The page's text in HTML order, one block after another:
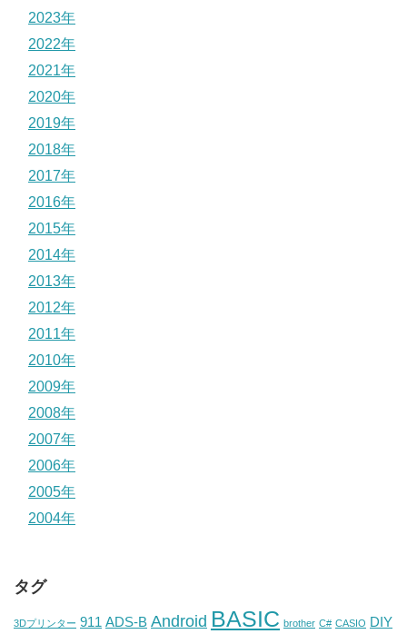
2023年
2022年
2021年
2020年
2019年
2018年
2017年
2016年
2015年
2014年
2013年
2012年
2011年
2010年
2009年
2008年
2007年
2006年
2005年
2004年
タグ
3Dプリンター 911 ADS-B Android BASIC brother C# CASIO DIY